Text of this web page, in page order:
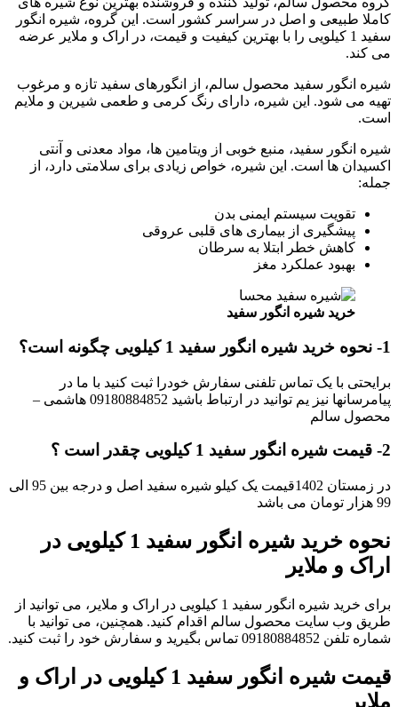
کاملا طبیعی و اصل در سراسر کشور است. این گروه، شیره انگور
سفید 1 کیلویی را با بهترین کیفیت و قیمت، در اراک و ملایر عرضه
می کند.
شیره انگور سفید محصول سالم، از انگورهای سفید تازه و مرغوب
تهیه می شود. این شیره، دارای رنگ کرمی و طعمی شیرین و ملایم
است.
شیره انگور سفید، منبع خوبی از ویتامین ها، مواد معدنی و آنتی
اکسیدان ها است. این شیره، خواص زیادی برای سلامتی دارد، از
جمله:
تقویت سیستم ایمنی بدن
پیشگیری از بیماری های قلبی عروقی
کاهش خطر ابتلا به سرطان
بهبود عملکرد مغز
خرید شیره انگور سفید
1- نحوه خرید شیره انگور سفید 1 کیلویی چگونه است؟
برایحتی با یک تماس تلفنی سفارش خودرا ثبت کنید با ما در
پیامرسانها نیز یم توانید در ارتباط باشید 09180884852 هاشمی –
محصول سالم
2- قیمت شیره انگور سفید 1 کیلویی چقدر است ؟
در زمستان 1402قیمت یک کیلو شیره سفید اصل و درجه بین 95 الی
99 هزار تومان می باشد
نحوه خرید شیره انگور سفید 1 کیلویی در
اراک و ملایر
برای خرید شیره انگور سفید 1 کیلویی در اراک و ملایر، می توانید از
طریق وب سایت محصول سالم اقدام کنید. همچنین، می توانید با
شماره تلفن 09180884852 تماس بگیرید و سفارش خود را ثبت کنید.
قیمت شیره انگور سفید 1 کیلویی در اراک و
ملایر